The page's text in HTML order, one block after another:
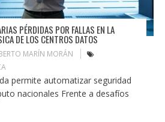
PÉRDIDAS POR FALLAS EN LA
DE LOS CENTROS DATOS
MARÍN MORÁN
permite automatizar seguridad
nacionales Frente a desafíos